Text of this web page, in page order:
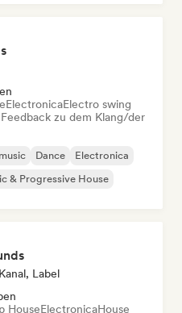
ElectronicaElectro swing
zu dem Klang/der
Dance
Electronica
& Progressive House
Label
HouseElectronicaHouse